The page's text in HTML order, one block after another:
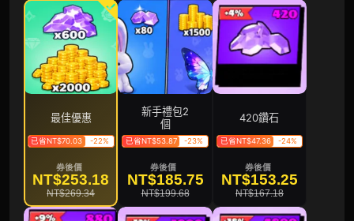
最佳優惠
已省NT$70.03 -22%
券後價
NT$253.18
NT$269.34
新手禮包2
個
已省NT$53.87 -23%
券後價
NT$185.75
NT$199.68
420鑽石
已省NT$47.36 -24%
券後價
NT$153.25
NT$167.18